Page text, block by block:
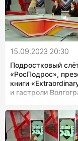
15.09.2023 20:30
Подростковый
«РосПодрос»,
книги
и гастроли